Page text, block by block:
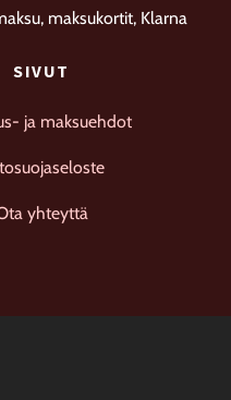
maksukortit, Klarna
SIVUT
ja maksuehdot
yhteyttä